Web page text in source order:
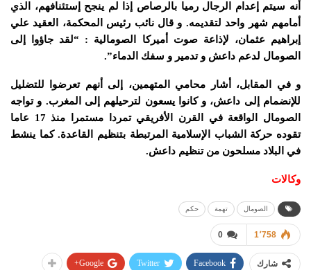
أنه سيتم إعدام الرجال رميا بالرصاص إذا لم ينجح إستئنافهم، الذي
أمامهم شهر واحد لتقديمه. و قال نائب رئيس المحكمة، العقيد علي
إبراهيم عثمان، لإذاعة صوت أميركا الصومالية : “لقد جاؤوا إلى
الصومال لدعم داعش و تدمير و سفك الدماء”.
و في المقابل، أشار محامي المتهمين، إلى أنهم تعرضوا للتضليل
للإنضمام إلى داعش، و كانوا يسعون لترحيلهم إلى المغرب. و تواجه
الصومال الواقعة في القرن الأفريقي تمردا مستمرا منذ 17 عاما
تقوده حركة الشباب الإسلامية المرتبطة بتنظيم القاعدة. كما ينشط
في البلاد مسلحون من تنظيم داعش.
وكالات
الصومال تهمة حكم
0 1٬758
شارك Facebook
Twitter
Google+